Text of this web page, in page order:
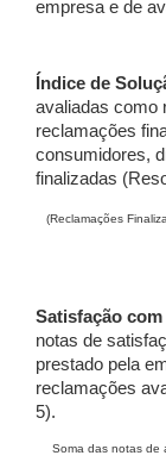
empresa e de
Índice de
avaliadas como
reclamações
consumidores,
finalizadas
(Reclamações
Satisfação
notas de
prestado pela
reclamações
5).
Soma das notas de